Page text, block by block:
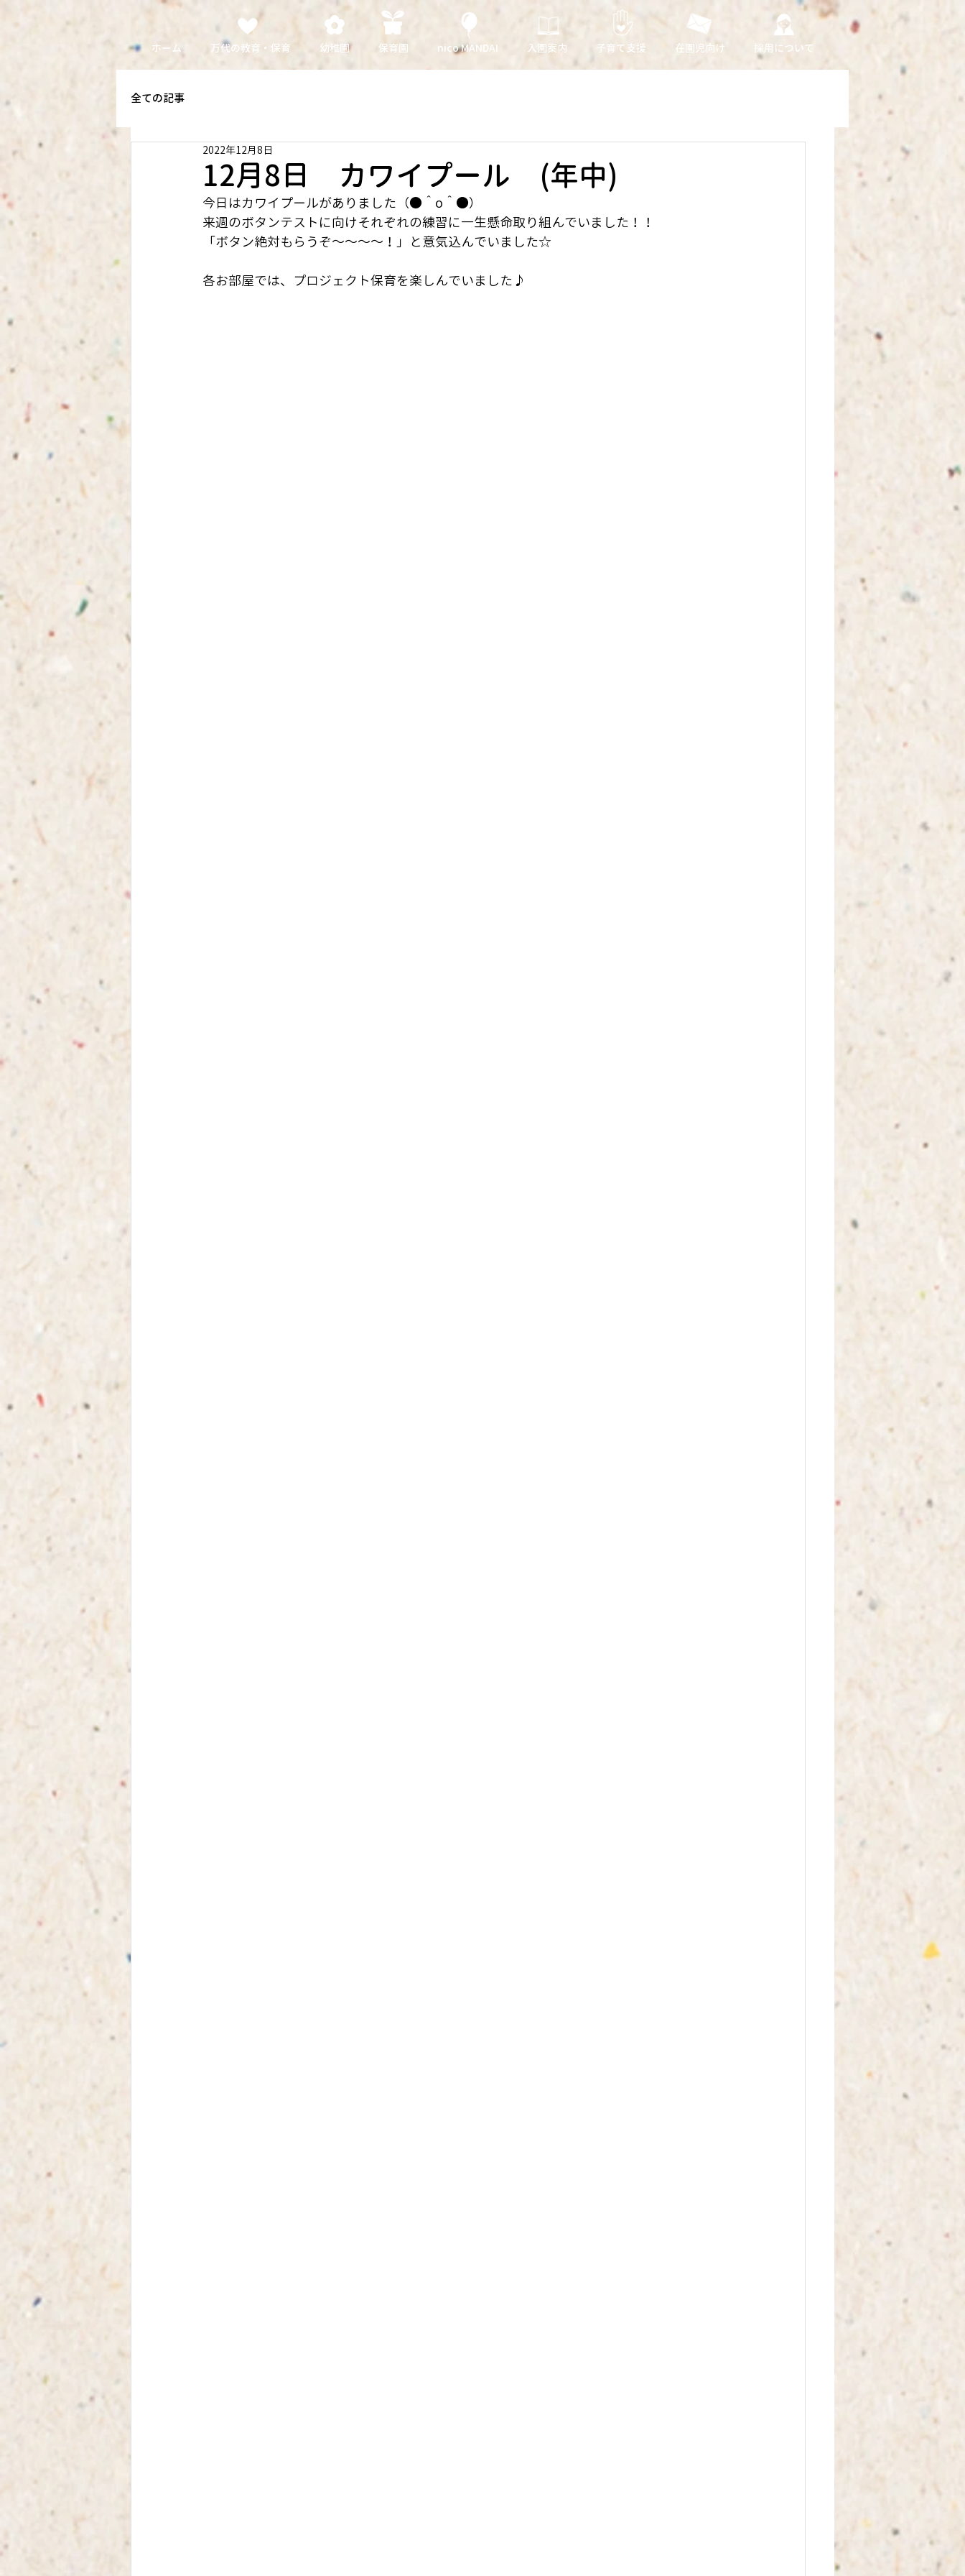
ホーム 万代の教育・保育 幼稚園 保育園 nico MANDAI 入園案内 子育て支援 在園児向け 採用について
全ての記事
12月8日 カワイプール (年中)
2022年12月8日
今日はカワイプールがありました（●＾o＾●）
来週のボタンテストに向けそれぞれの練習に一生懸命取り組んでいました！！
「ボタン絶対もらうぞ～～～～！」と意気込んでいました☆
各お部屋では、プロジェクト保育を楽しんでいました♪